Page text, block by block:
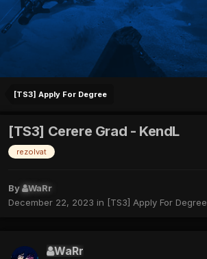
[TS3] Apply For Degree
[TS3] Cerere Grad - KendL
rezolvat
By
WaRr
December 22, 2023 in [TS3] Apply For Degree
WaRr